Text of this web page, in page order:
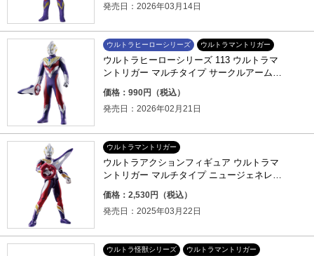
発売日：2026年03月14日
ウルトラヒーローシリーズ ウルトラマントリガー
ウルトラヒーローシリーズ 113 ウルトラマ
ントリガー マルチタイプ サークルアームズ
ver.
価格：990円（税込）
発売日：2026年02月21日
ウルトラマントリガー
ウルトラアクションフィギュア ウルトラマ
ントリガー マルチタイプ ニュージェネレー
ションスターズセット
価格：2,530円（税込）
発売日：2025年03月22日
ウルトラ怪獣シリーズ ウルトラマントリガー